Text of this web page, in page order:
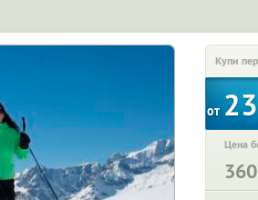
Купи
от
Цена